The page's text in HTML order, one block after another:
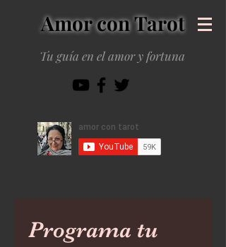
Amor con Tarot
Tu guía en el amor y fortuna
Programa tu